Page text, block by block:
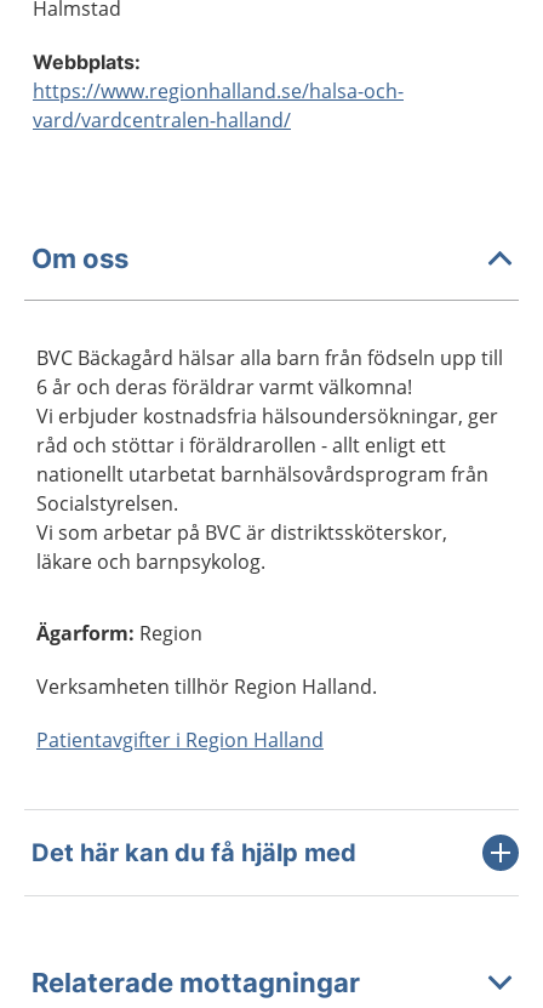
Halmstad
Webbplats:
https://www.regionhalland.se/halsa-och-
vard/vardcentralen-halland/
Om oss
BVC Bäckagård hälsar alla barn från födseln upp till
6 år och deras föräldrar varmt välkomna!
Vi erbjuder kostnadsfria hälsoundersökningar, ger
råd och stöttar i föräldrarollen - allt enligt ett
nationellt utarbetat barnhälsovårdsprogram från
Socialstyrelsen.
Vi som arbetar på BVC är distriktssköterskor,
läkare och barnpsykolog.
Ägarform: Region
Verksamheten tillhör Region Halland.
Patientavgifter i Region Halland
Det här kan du få hjälp med
Relaterade mottagningar